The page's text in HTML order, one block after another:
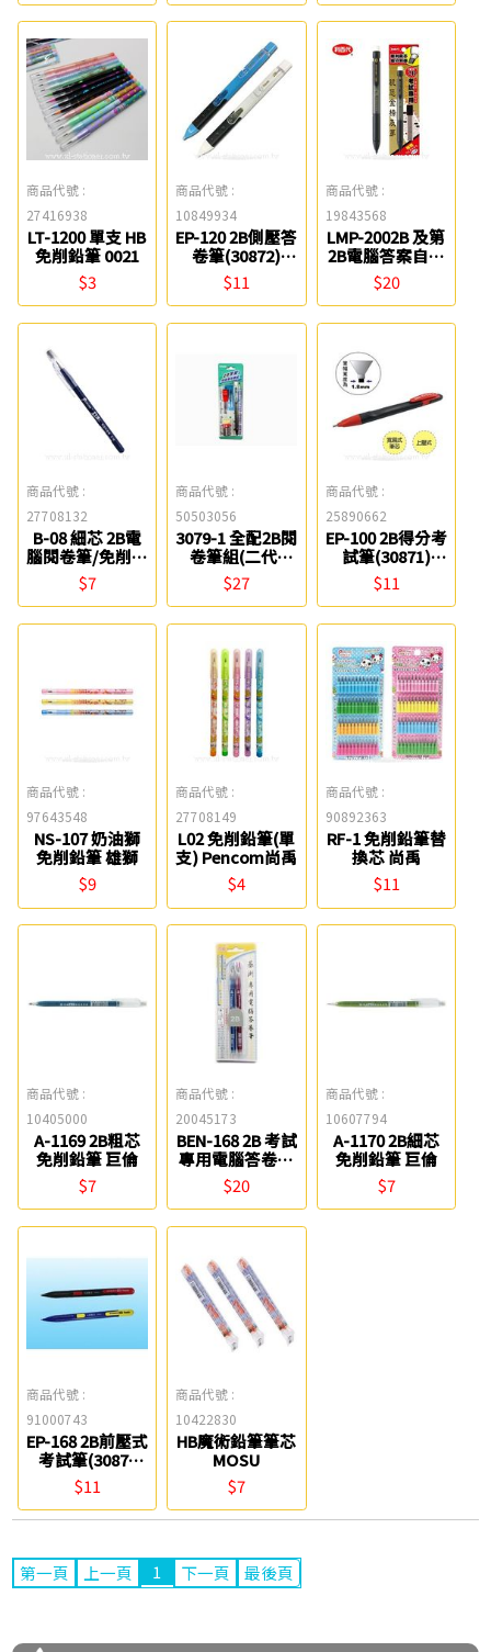
商品代號 :
27416938
LT-1200 單支 HB
免削鉛筆 0021
$3
商品代號 :
10849934
EP-120 2B側壓答
卷筆(30872)
Tomato
$11
商品代號 :
19843568
LMP-2002B 及第
2B電腦答案自動
鉛筆 利百代
$20
商品代號 :
27708132
B-08 細芯 2B電
腦閱卷筆/免削鉛
筆 Pencom尚禹
$7
商品代號 :
50503056
3079-1 全配2B閱
卷筆組(二代)
Tomato
$27
商品代號 :
25890662
EP-100 2B得分考
試筆(30871)
Tomato
$11
商品代號 :
97643548
NS-107 奶油獅
免削鉛筆 雄獅
$9
商品代號 :
27708149
L02 免削鉛筆(單
支) Pencom尚禹
$4
商品代號 :
90892363
RF-1 免削鉛筆替
換芯 尚禹
$11
商品代號 :
10405000
A-1169 2B粗芯
免削鉛筆 巨倫
$7
商品代號 :
20045173
BEN-168 2B 考試
專用電腦答卷筆
組 百能
$20
商品代號 :
10607794
A-1170 2B細芯
免削鉛筆 巨倫
$7
商品代號 :
91000743
EP-168 2B前壓式
考試筆(3087)
Tomato
$11
商品代號 :
10422830
HB魔術鉛筆筆芯
MOSU
$7
第一頁 上一頁 1 下一頁 最後頁